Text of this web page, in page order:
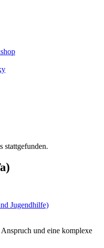
stattgefunden.
Jugendhilfe)
und eine komplexe